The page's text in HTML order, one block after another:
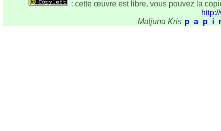
: cette œuvre est libre, vous pouvez la
Maljuna Kris